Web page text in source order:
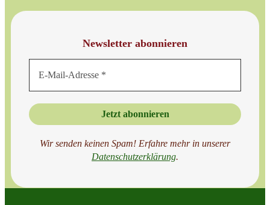
Newsletter abonnieren
Wir senden keinen Spam! Erfahre mehr in unserer
Datenschutzerklärung.